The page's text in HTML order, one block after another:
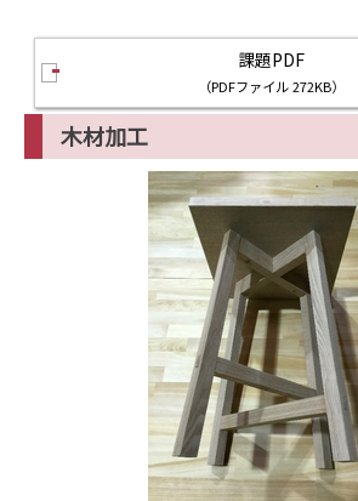
課題PDF
（PDFファイル 272KB）
木材加工